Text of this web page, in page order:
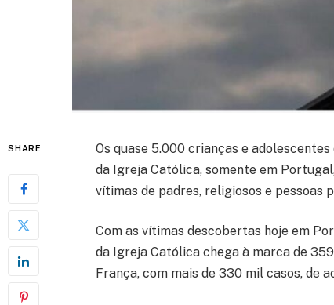
SHARE
Os quase 5.000 crianças e
da Igreja Católica, somente em
vítimas de padres, religiosos e pessoas
Com as vítimas descobertas hoje em
da Igreja Católica chega à marca de
França, com mais de 330 mil casos, de